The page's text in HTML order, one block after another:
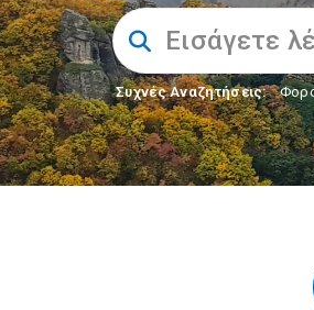
Συχνές Αναζητήσεις: